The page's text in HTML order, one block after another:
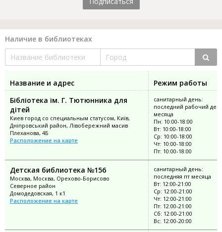
Наличие в библиотеках
Название и адрес
Режим работы
Бібліотека ім. Г. Тютюнника для
дітей
Киев город со специальным статусом, Київ,
Дніпровський район, Лівобережний масив
Плеханова, 4Б
Расположение на карте
санитарный день:
последний рабочий
месяца
Пн: 10:00-18:00
Вт: 10:00-18:00
Ср: 10:00-18:00
Чт: 10:00-18:00
Пт: 10:00-18:00
Детская библиотека №156
Москва, Москва, Орехово-Борисово
Северное район
Домодедовская, 1 к1
Расположение на карте
санитарный день:
последняя пт месяца
Вт: 12:00-21:00
Ср: 12:00-21:00
Чт: 12:00-21:00
Пт: 12:00-21:00
Сб: 12:00-21:00
Вс: 12:00-20:00